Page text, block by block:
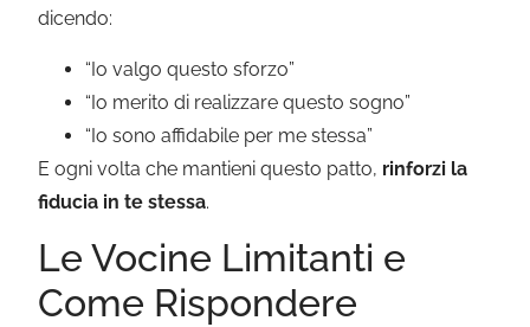
dicendo:
“Io valgo questo sforzo”
“Io merito di realizzare questo sogno”
“Io sono affidabile per me stessa”
E ogni volta che mantieni questo patto, rinforzi la
fiducia in te stessa.
Le Vocine Limitanti e
Come Rispondere